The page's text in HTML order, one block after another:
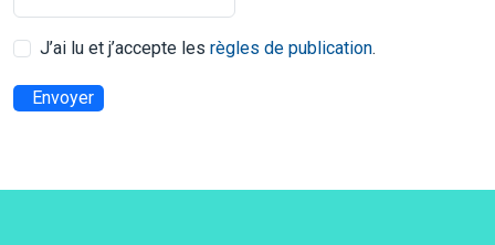
J’ai lu et j’accepte les règles de publication.
Envoyer